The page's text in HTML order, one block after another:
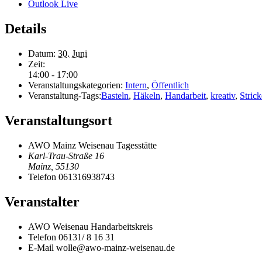
Outlook Live
Details
Datum: 30. Juni
Zeit:
14:00 - 17:00
Veranstaltungskategorien: Intern, Öffentlich
Veranstaltung-Tags:Basteln, Häkeln, Handarbeit, kreativ,
Veranstaltungsort
AWO Mainz Weisenau Tagesstätte
Karl-Trau-Straße 16
Mainz 55130
Telefon 061316938743
Veranstalter
AWO Weisenau Handarbeitskreis
Telefon 06131/ 8 16 31
E-Mail wolle@awo-mainz-weisenau.de